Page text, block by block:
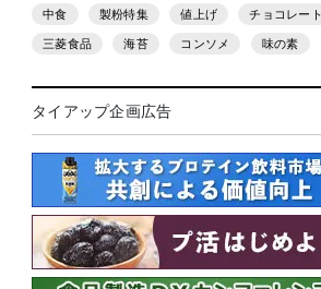
中食 製粉特集 値上げ チョコレート
三菱食品 海苔 コンソメ 味の素
タイアップ企画広告